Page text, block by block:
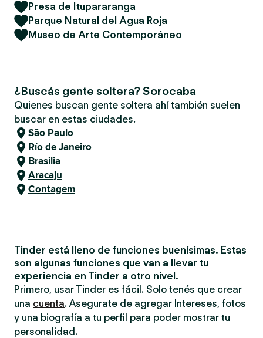
Presa de Itupararanga
Parque Natural del Agua Roja
Museo de Arte Contemporáneo
¿Buscás gente soltera? Sorocaba
Quienes buscan gente soltera ahí también suelen
buscar en estas ciudades.
São Paulo
Río de Janeiro
Brasilia
Aracaju
Contagem
Tinder está lleno de funciones buenísimas. Estas
son algunas funciones que van a llevar tu
experiencia en Tinder a otro nivel.
Primero, usar Tinder es fácil. Solo tenés que crear
una cuenta. Asegurate de agregar Intereses, fotos
y una biografía a tu perfil para poder mostrar tu
personalidad.